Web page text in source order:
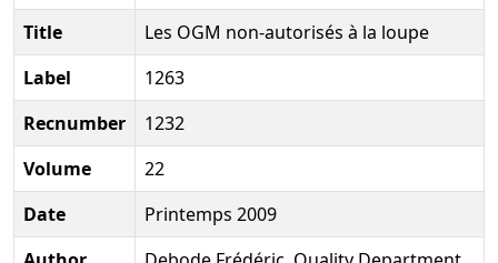
Title
Les OGM non-autorisés à la loupe
Label
1263
Recnumber
1232
Volume
22
Date
Printemps 2009